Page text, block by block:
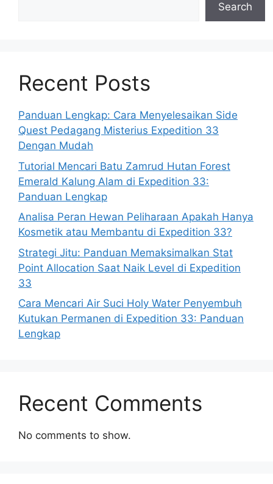
Search
Recent Posts
Panduan Lengkap: Cara Menyelesaikan Side
Quest Pedagang Misterius Expedition 33
Dengan Mudah
Tutorial Mencari Batu Zamrud Hutan Forest
Emerald Kalung Alam di Expedition 33:
Panduan Lengkap
Analisa Peran Hewan Peliharaan Apakah Hanya
Kosmetik atau Membantu di Expedition 33?
Strategi Jitu: Panduan Memaksimalkan Stat
Point Allocation Saat Naik Level di Expedition
33
Cara Mencari Air Suci Holy Water Penyembuh
Kutukan Permanen di Expedition 33: Panduan
Lengkap
Recent Comments
No comments to show.